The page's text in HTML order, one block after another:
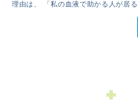
理由は、 「私の血液で助かる人が居